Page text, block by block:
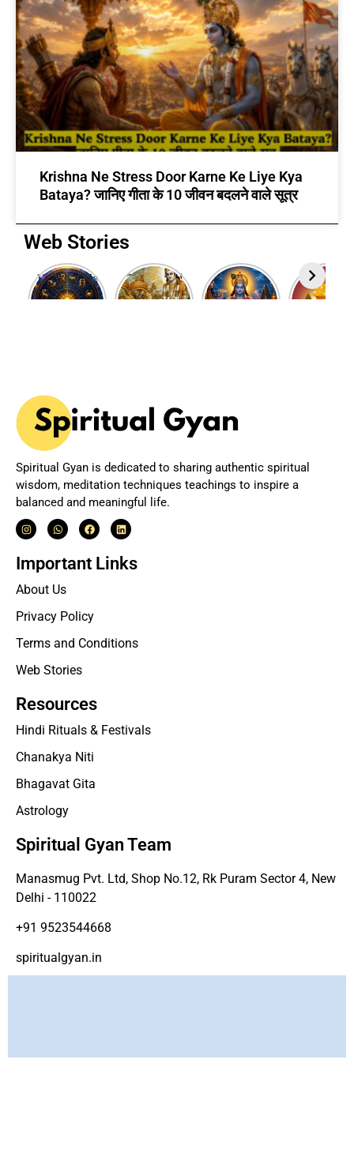
Krishna Ne Stress Door Karne Ke Liye Kya
Bataya? जानिए गीता के 10 जीवन बदलने वाले सूत्र
Web Stories
12 Rashi Ke
Swami:
7 Powerful
Bhagavad
Adhik
Maas 2026:
Akshaya
Tritiya
Spiritual Gyan is dedicated to sharing authentic spiritual
wisdom, meditation techniques teachings to inspire a
balanced and meaningful life.
Important Links
About Us
Privacy Policy
Terms and Conditions
Web Stories
Resources
Hindi Rituals & Festivals
Chanakya Niti
Bhagavat Gita
Astrology
Spiritual Gyan Team
Manasmug Pvt. Ltd, Shop No.12, Rk Puram Sector 4, New
Delhi - 110022
+91 9523544668
spiritualgyan.in